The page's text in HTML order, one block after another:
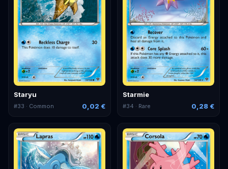
Staryu
#33 · Common 0,02 €
Starmie
#34 · Rare 0,28 €